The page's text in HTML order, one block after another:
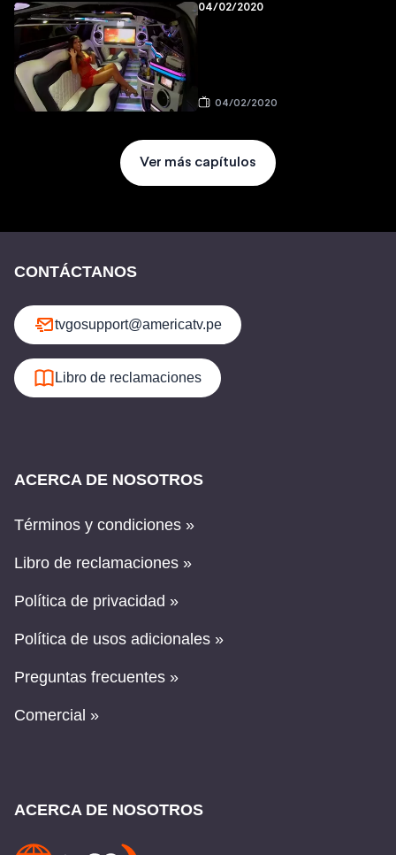
04/02/2020
04/02/2020
Ver más capítulos
CONTÁCTANOS
tvgosupport@americatv.pe
Libro de reclamaciones
ACERCA DE NOSOTROS
Términos y condiciones »
Libro de reclamaciones »
Política de privacidad »
Política de usos adicionales »
Preguntas frecuentes »
Comercial »
ACERCA DE NOSOTROS